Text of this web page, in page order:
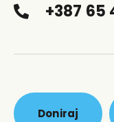
+387
Doniraj